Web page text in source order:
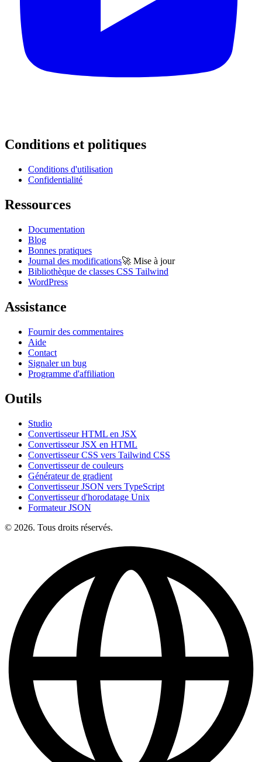
Conditions et politiques
Conditions d'utilisation
Confidentialité
Ressources
Documentation
Blog
Bonnes pratiques
Journal des modifications🚀 Mise à jour
Bibliothèque de classes CSS Tailwind
WordPress
Assistance
Fournir des commentaires
Aide
Contact
Signaler un bug
Programme d'affiliation
Outils
Studio
Convertisseur HTML en JSX
Convertisseur JSX en HTML
Convertisseur CSS vers Tailwind CSS
Convertisseur de couleurs
Générateur de gradient
Convertisseur JSON vers TypeScript
Convertisseur d'horodatage Unix
Formateur JSON
© 2026. Tous droits réservés.